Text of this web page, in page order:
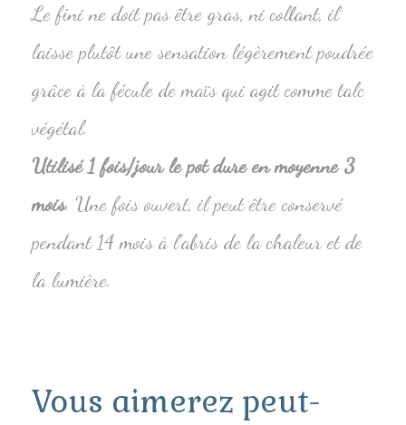
Le fini ne doit pas être gras, ni collant, il
laisse plutôt une sensation légèrement poudrée
grâce à la fécule de maïs qui agit comme talc
végétal.
Utilisé 1 fois/jour le pot dure en moyenne 3
mois. Une fois ouvert, il peut être conservé
pendant 14 mois à l’abris de la chaleur et de
la lumière.
Vous aimerez peut-